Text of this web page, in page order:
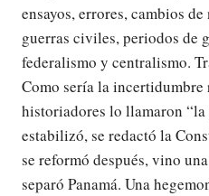
ensayos, errores, cambios
guerras civiles, periodos de
federalismo y centralismo.
Como sería la incertidumbre
historiadores lo llamaron
estabilizó, se redactó la
se reformó después, vino
separó Panamá. Una